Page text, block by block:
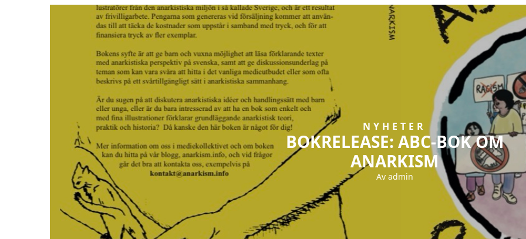
AGITATION, ORGANISERING
I stöd med Rojava och häktad
kamrat! Alltid i motstånd mot
fascism!